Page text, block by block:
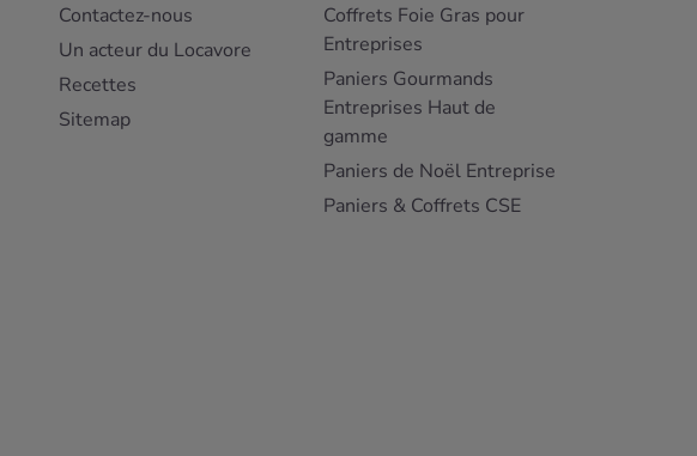
Contactez-nous
Un acteur du Locavore
Recettes
Sitemap
Coffrets Foie Gras pour
Entreprises
Paniers Gourmands
Entreprises Haut de
gamme
Paniers de Noël Entreprise
Paniers & Coffrets CSE